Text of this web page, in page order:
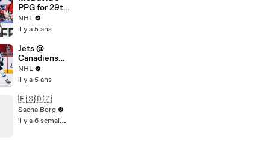
PPG for 29th
goal of season
NHL
il y a 5 ans
Jets @
Canadiens
4/30/21 | NHL
Highlights
NHL
il y a 5 ans
🇪🇸🇩🇿
Sacha Borg
il y a 6 semaines